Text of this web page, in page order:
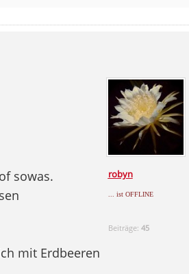
robyn
... ist OFFLINE
Beiträge: 45
sowas.
mit Erdbeeren